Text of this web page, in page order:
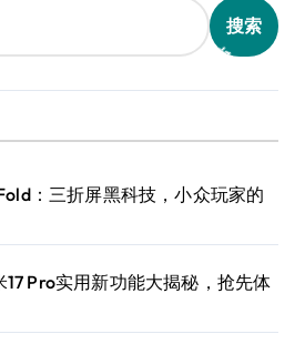
搜索
：三折屏黑科技，小众玩家的
Pro实用新功能大揭秘，抢先体